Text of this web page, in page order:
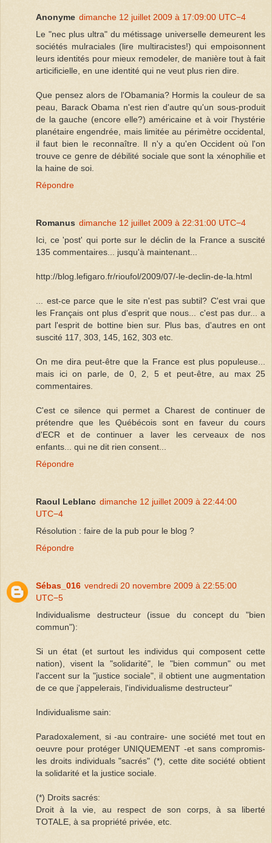
Anonyme dimanche 12 juillet 2009 à 17:09:00 UTC−4
Le "nec plus ultra" du métissage universelle demeurent les
sociétés mulraciales (lire multiracistes!) qui empoisonnent
leurs identités pour mieux remodeler, de manière tout à fait
articificielle, en une identité qui ne veut plus rien dire.
Que pensez alors de l'Obamania? Hormis la couleur de sa
peau, Barack Obama n'est rien d'autre qu'un sous-produit
de la gauche (encore elle?) américaine et à voir l'hystérie
planétaire engendrée, mais limitée au périmètre occidental,
il faut bien le reconnaître. Il n'y a qu'en Occident où l'on
trouve ce genre de débilité sociale que sont la xénophilie et
la haine de soi.
Répondre
Romanus dimanche 12 juillet 2009 à 22:31:00 UTC−4
Ici, ce 'post' qui porte sur le déclin de la France a suscité
135 commentaires... jusqu'à maintenant...
http://blog.lefigaro.fr/rioufol/2009/07/-le-declin-de-la.html
... est-ce parce que le site n'est pas subtil? C'est vrai que
les Français ont plus d'esprit que nous... c'est pas dur... a
part l'esprit de bottine bien sur. Plus bas, d'autres en ont
suscité 117, 303, 145, 162, 303 etc.
On me dira peut-être que la France est plus populeuse...
mais ici on parle, de 0, 2, 5 et peut-être, au max 25
commentaires.
C'est ce silence qui permet a Charest de continuer de
prétendre que les Québécois sont en faveur du cours
d'ECR et de continuer a laver les cerveaux de nos
enfants... qui ne dit rien consent...
Répondre
Raoul Leblanc dimanche 12 juillet 2009 à 22:44:00
UTC−4
Résolution : faire de la pub pour le blog ?
Répondre
Sébas_016 vendredi 20 novembre 2009 à 22:55:00
UTC−5
Individualisme destructeur (issue du concept du "bien
commun"):
Si un état (et surtout les individus qui composent cette
nation), visent la "solidarité", le "bien commun" ou met
l'accent sur la "justice sociale", il obtient une augmentation
de ce que j'appelerais, l'individualisme destructeur"
Individualisme sain:
Paradoxalement, si -au contraire- une société met tout en
oeuvre pour protéger UNIQUEMENT -et sans compromis-
les droits individuals "sacrés" (*), cette dite société obtient
la solidarité et la justice sociale.
(*) Droits sacrés:
Droit à la vie, au respect de son corps, à sa liberté
TOTALE, à sa propriété privée, etc.